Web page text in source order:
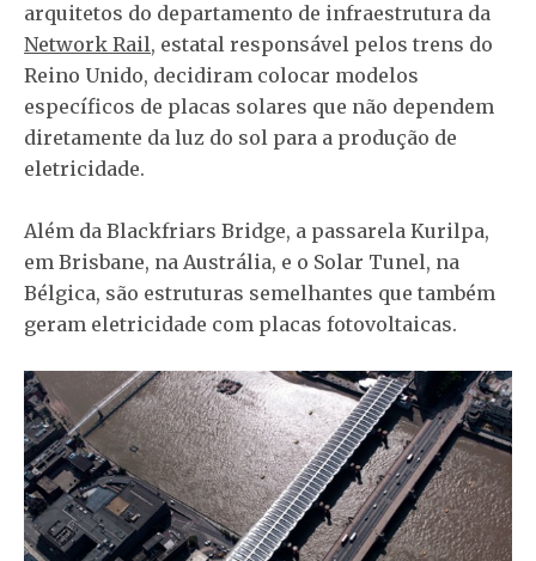
arquitetos do departamento de infraestrutura da
Network Rail, estatal responsável pelos trens do
Reino Unido, decidiram colocar modelos
específicos de placas solares que não dependem
diretamente da luz do sol para a produção de
eletricidade.
Além da Blackfriars Bridge, a passarela Kurilpa,
em Brisbane, na Austrália, e o Solar Tunel, na
Bélgica, são estruturas semelhantes que também
geram eletricidade com placas fotovoltaicas.